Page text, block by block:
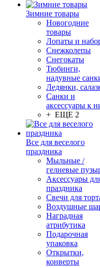
Зимние товары
Новогодние
товары
Лопаты и
Снежколепы
Снегокаты
Тюбинги,
надувные
Ледянки,
Санки и
аксессуары к
+ ЕЩЕ 2
Все для веселого
праздника
Мыльные /
гелиевые
Аксессуары
праздника
Свечи для
Воздушные
Наградная
атрибутика
Подарочная
упаковка
Открытки,
конверты